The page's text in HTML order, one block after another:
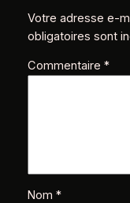
Votre adresse e-
obligatoires sont
Commentaire *
Nom *